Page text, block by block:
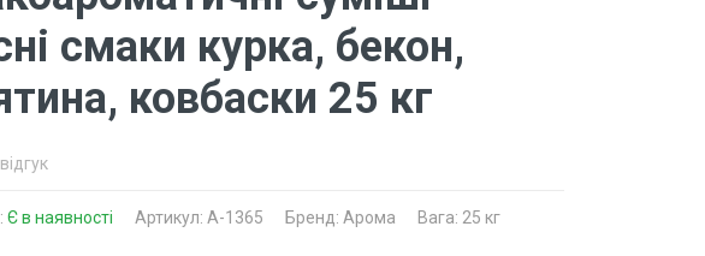
смаки курка, бекон,
ковбаски 25 кг
Є в наявності Артикул: A-1365 Бренд: Арома Вага: 25 кг